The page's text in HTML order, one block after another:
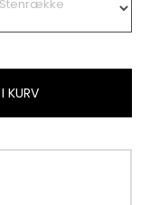
KURV